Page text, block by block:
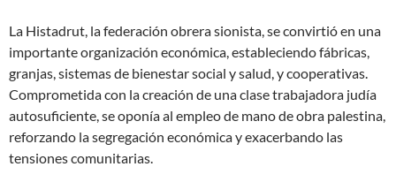
La Histadrut, la federación obrera sionista, se convirtió en una
importante organización económica, estableciendo fábricas,
granjas, sistemas de bienestar social y salud, y cooperativas.
Comprometida con la creación de una clase trabajadora judía
autosuficiente, se oponía al empleo de mano de obra palestina,
reforzando la segregación económica y exacerbando las
tensiones comunitarias.